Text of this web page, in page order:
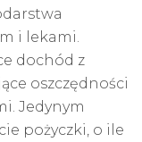
i lekami.
dochód z
oszczędności
Jedynym
pożyczki, o ile